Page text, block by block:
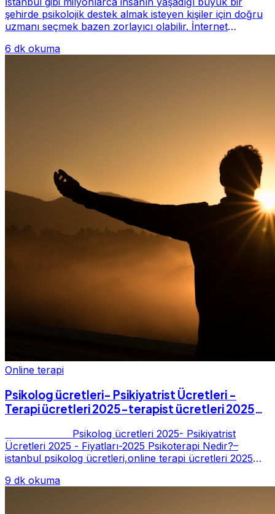
şehirde psikolojik destek almak isteyen kişiler için doğru
uzmanı seçmek bazen zorlayıcı olabilir. İnternet
6 dk okuma
Online terapi
Psikolog ücretleri- Psikiyatrist Ücretleri -
Terapi ücretleri 2025-terapist ücretleri 2025-
Psikolog ücretleri 2025- Psikiyatrist
Ücretleri 2025 - Fiyatları-2025 Psikoterapi Nedir?–
istanbul psikolog ücretleri,online terapi ücretleri 2025
9 dk okuma